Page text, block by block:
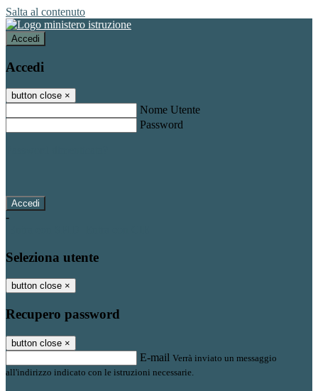
Salta al contenuto
Accedi
Accedi
button close ×
Nome Utente
Password
-
Seleziona utente
button close ×
Recupero password
button close ×
E-mail Verrà inviato un messaggio
all'indirizzo indicato con le istruzioni necessarie.